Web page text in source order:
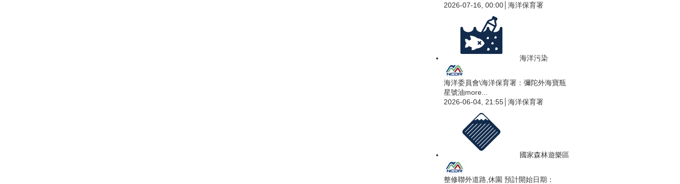
2026-07-16, 00:00│海洋保育署
海洋污染
海洋委員會\海洋保育署：彌陀外海寶瓶
星號油more...
2026-06-04, 21:55│海洋保育署
國家森林遊樂區
整修聯外道路,休園 預計開始日期：